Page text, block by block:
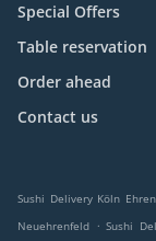
Special Offers
Table reservation
Order ahead
Contact us
Sushi Delivery Köln
Neuehrenfeld . Sushi